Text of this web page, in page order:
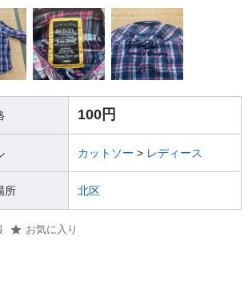
100円
カットソー > レディース
所 北区
お気に入り